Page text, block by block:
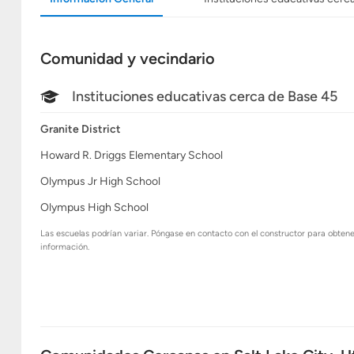
Comunidad y vecindario
Instituciones educativas cerca de Base 45
Granite District
Howard R. Driggs Elementary School
Olympus Jr High School
Olympus High School
Las escuelas podrían variar. Póngase en contacto con el constructor para
información.